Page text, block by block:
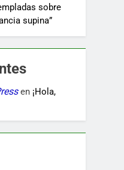
sobre
supina”
en ¡Hola,